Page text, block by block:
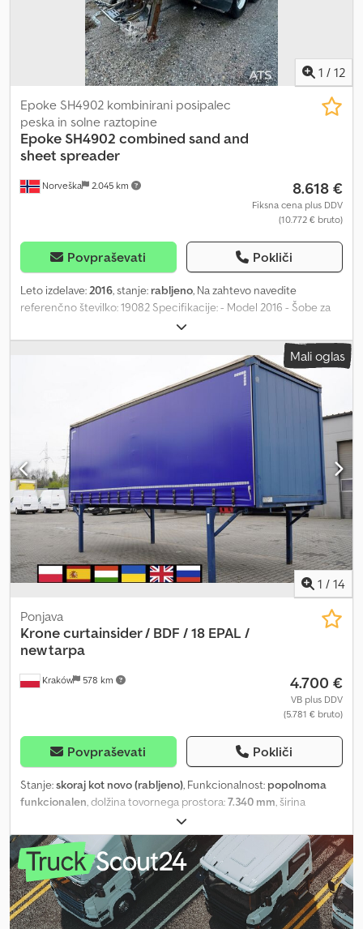
1 / 12
Norveška 2.045 km
Epoke SH4902 kombinirani posipalec
peska in solne raztopine
Epoke SH4902 combined sand and
sheet spreader
8.618 €
Fiksna cena plus DDV
(10.772 € bruto)
Povpraševati Pokliči
Leto izdelave: 2016, stanje: rabljeno, Na zahtevo navedite
referenčno številko: 19082 Specifikacije: - Model 2016 - Šobe za
visok tlak - Kombiniran razpršilec za pesek in sol - Nosilnost peska:
9 ton - Prostornina za sol: približno 8600 l - Neto teža: približno
2.940 kg Opis: Kombiniran razpršilec za pesek in sol, velikosti 80.
Nova gumijasta pasovna in nova ležaja. Na voljo v kratkem času.
Lastna teža: 17000 Model: SH3000, kombiniran razpršilec za pesek
in sol = Dodatne informacije = Dodpfx Aezqkzqjbgekr Novo: Ne
Namen: Transport blaga Za dodatne informacije se obrnite na ATS
Norway.
Mali oglas
1 / 14
Kraków 578 km
Ponjava
Kronecurtainsider / BDF / 18 EPAL /
new tarpa
4.700 €
VB plus DDV
(5.781 € bruto)
Povpraševati Pokliči
Stanje:skoraj kot novo (rabljeno), Funkcionalnost: popolnoma
funkcionalen, dolžina tovornega prostora:7.340 mm, širina
, višina nakladalnega prostora:
2.550 mm, Leto izdelave:2010, KRONE ponjava / BDF / 18 EPAL /
nova ponjava Leto 2010 Tehnični podatki Dovoljena skupna masa:
16.000 kg Teža: 2.560 kg Nosilnost: 13.440 kg Nova ponjava
Dimenzije Skupna dolžina: 745 cm Dolžina med zapahi: 580 cm
Dolžina od spredaj do sprednjega zapaha: 80 cm Dksdezmv
Nxopfx Abgsr Dolžina od zadnjega zapaha do vrat: 85 cm Notranje